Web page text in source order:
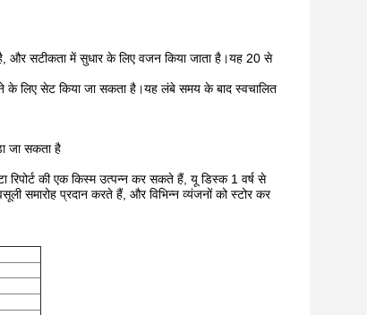
और सटीकता में सुधार के लिए वजन किया जाता है।यह 20 से
के लिए सेट किया जा सकता है।यह लंबे समय के बाद स्वचालित
जा सकता है
रिपोर्ट की एक किस्म उत्पन्न कर सकते हैं, यू डिस्क 1 वर्ष से
समारोह प्रदान करते हैं, और विभिन्न व्यंजनों को स्टोर कर